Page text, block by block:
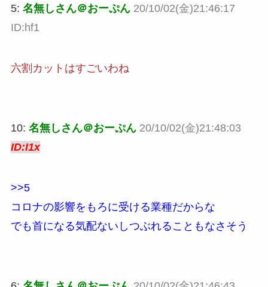
5: 名無しさん＠おーぷん 20/10/02(金)21:46:17
ID:hf1
六割カットはすごいわね
10: 名無しさん＠おーぷん 20/10/02(金)21:48:03
ID:I1x
>>5
コロナの影響をもろに受ける業種だからな
でも首になる気配ないしつぶれることもなさそう